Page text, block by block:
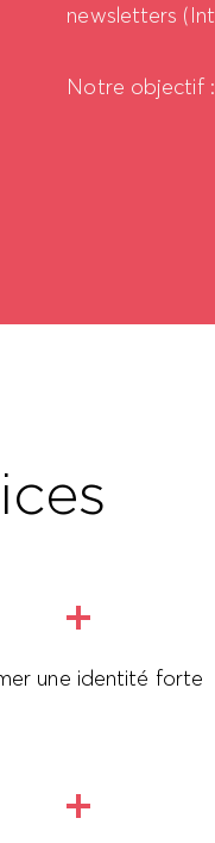
newsletters
Notre objectif
une identité forte